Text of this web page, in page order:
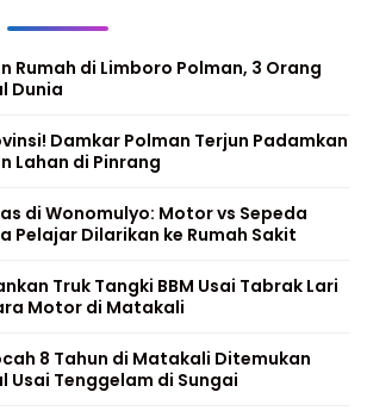
Rumah di Limboro Polman, 3 Orang
Dunia
Damkar Polman Terjun Padamkan
Lahan di Pinrang
di Wonomulyo: Motor vs Sepeda
Pelajar Dilarikan ke Rumah Sakit
Truk Tangki BBM Usai Tabrak Lari
Motor di Matakali
8 Tahun di Matakali Ditemukan
Usai Tenggelam di Sungai